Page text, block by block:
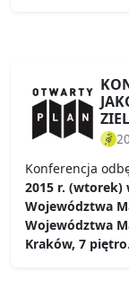
Konferencja
2015 r. (wtorek)
Województwa
Województwa
Kraków, 7 piętro.